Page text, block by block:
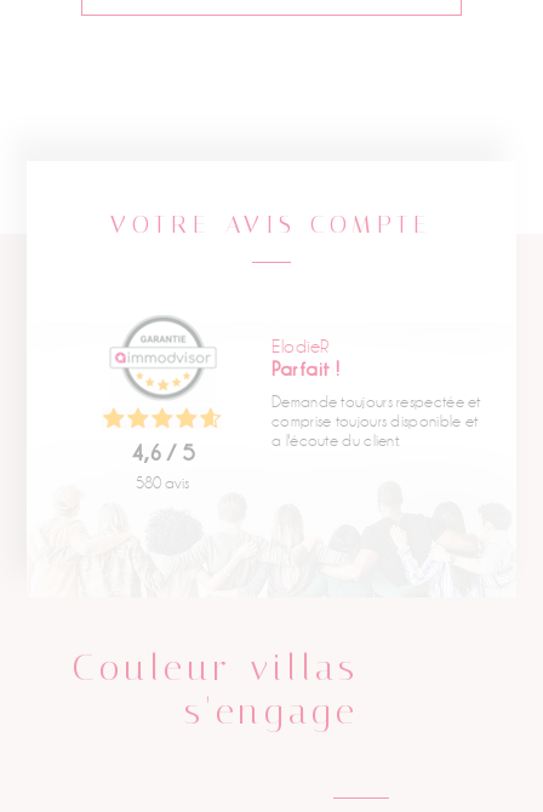
Couleur villas
s'engage
VOTRE AVIS COMPTE
4,6 / 5
580 avis
ElodieR
Parfait !
Demande toujours respectée et
comprise toujours disponible et
a l'écoute du client.